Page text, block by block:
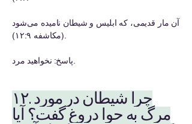
آن مار قدیمی، که ابلیس و شیطان نامیده می‌شود
۱۲. چرا شیطان در مورد
مرگ به حوا دروغ گفت؟ آیا